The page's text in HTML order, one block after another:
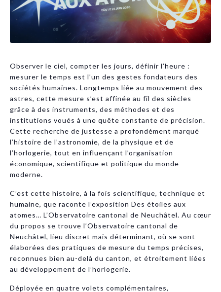
Observer le ciel, compter les jours, définir l’heure :
mesurer le temps est l’un des gestes fondateurs des
sociétés humaines. Longtemps liée au mouvement des
astres, cette mesure s’est affinée au fil des siècles
grâce à des instruments, des méthodes et des
institutions voués à une quête constante de précision.
Cette recherche de justesse a profondément marqué
l’histoire de l’astronomie, de la physique et de
l’horlogerie, tout en influençant l’organisation
économique, scientifique et politique du monde
moderne.
C’est cette histoire, à la fois scientifique, technique et
humaine, que raconte l’exposition Des étoiles aux
atomes… L’Observatoire cantonal de Neuchâtel. Au cœur
du propos se trouve l’Observatoire cantonal de
Neuchâtel, lieu discret mais déterminant, où se sont
élaborées des pratiques de mesure du temps précises,
reconnues bien au-delà du canton, et étroitement liées
au développement de l’horlogerie.
Déployée en quatre volets complémentaires,